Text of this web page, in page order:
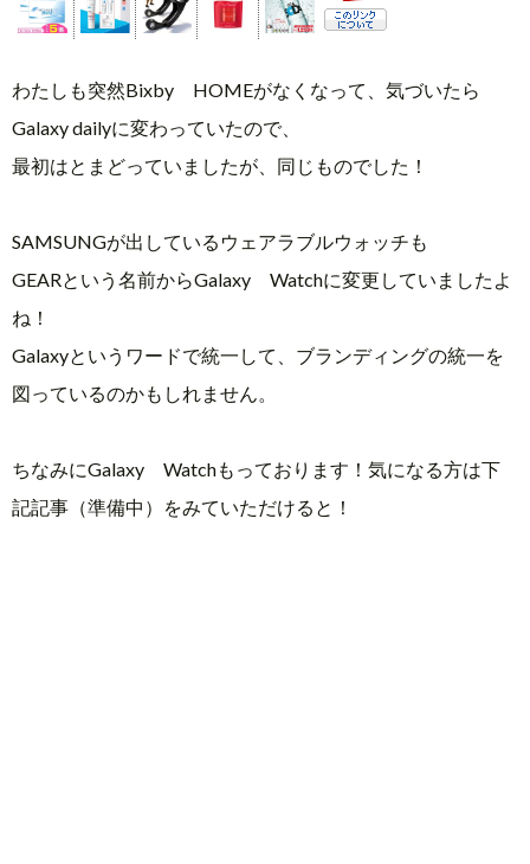
わたしも突然Bixby HOMEがなくなって、気づいたら
Galaxy dailyに変わっていたので、
最初はとまどっていましたが、同じものでした！
SAMSUNGが出しているウェアラブルウォッチも
GEARという名前からGalaxy Watchに変更していましたよ
ね！
Galaxyというワードで統一して、ブランディングの統一を
図っているのかもしれません。
ちなみにGalaxy Watchもっております！気になる方は下
記記事（準備中）をみていただけると！